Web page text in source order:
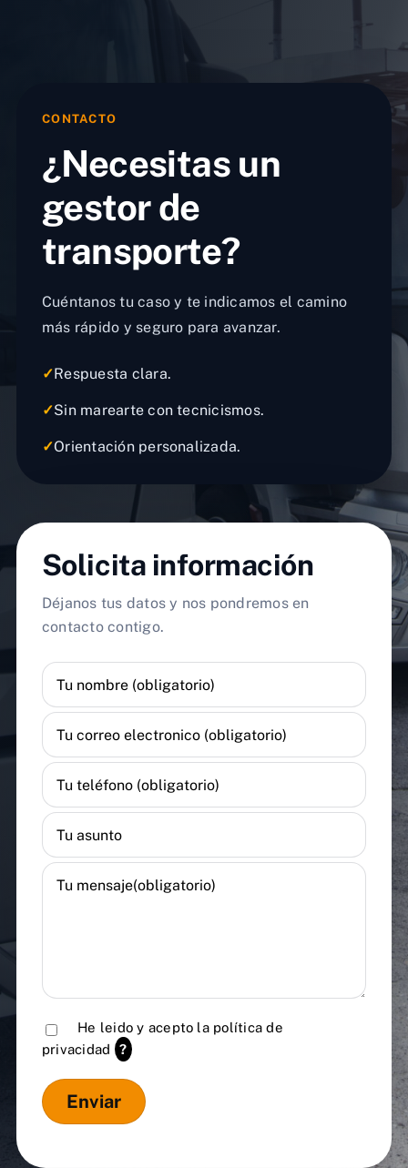
CONTACTO
¿Necesitas un
gestor de
transporte?
Cuéntanos tu caso y te indicamos el camino
más rápido y seguro para avanzar.
✓Respuesta clara.
✓Sin marearte con tecnicismos.
✓Orientación personalizada.
Solicita información
Déjanos tus datos y nos pondremos en
contacto contigo.
He leido y acepto la política de
privacidad
?